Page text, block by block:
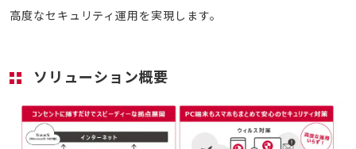
高度なセキュリティ運用を実現します。
ソリューション概要